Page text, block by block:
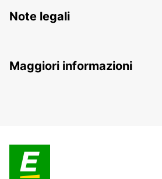
Note legali
Maggiori informazioni